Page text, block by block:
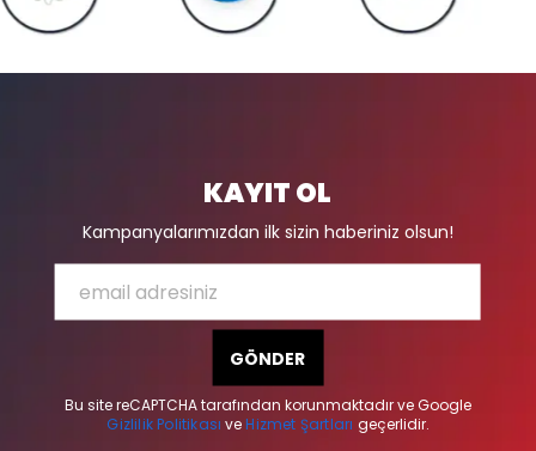
KAYIT OL
Kampanyalarımızdan ilk sizin haberiniz olsun!
GÖNDER
Bu site reCAPTCHA tarafından korunmaktadır ve Google
Gizlilik Politikasıve Hizmet Şartları geçerlidir.